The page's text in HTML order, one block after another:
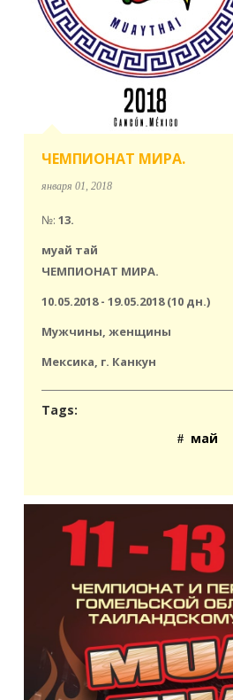
ЧЕМПИОНАТ МИРА.
января 01, 2018
№:13.
муай тай
ЧЕМПИОНАТ МИРА.
10.05.2018 - 19.05.2018 (10 дн.)
Мужчины, женщины
Мексика, г. Канкун
Tags:
май